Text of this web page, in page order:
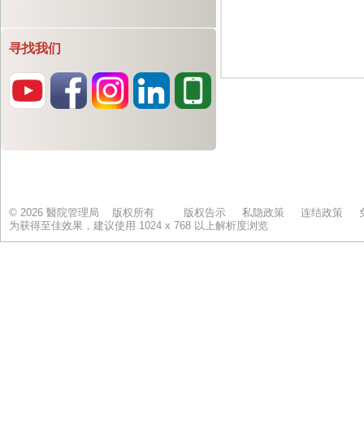
寻找我们
© 2026 醫院管理局 版权所有 版权告示 私隐政策 连结政策
为获得至佳效果，建议使用 1024 x 768 以上解析度浏览